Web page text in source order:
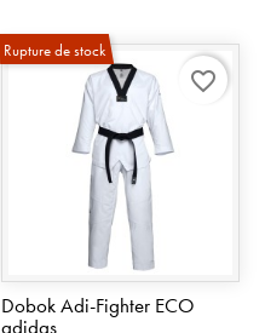
Rupture de stock
Dobok Adi-Fighter ECO
adidas
favorite_border